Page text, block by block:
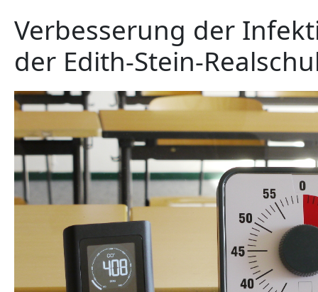
Verbesserung der
der Edith-Stein-